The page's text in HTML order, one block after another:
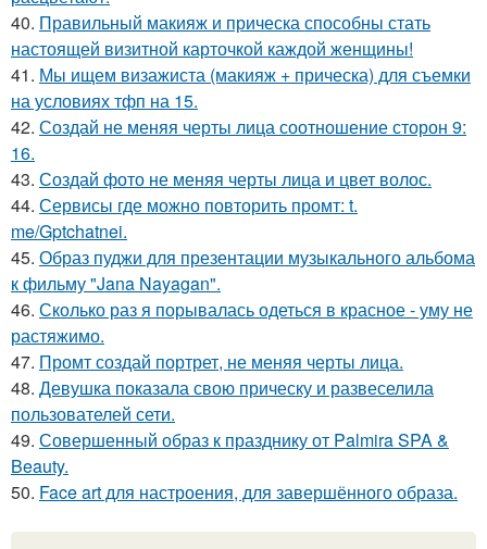
40. Правильный макияж и прическа способны стать
настоящей визитной карточкой каждой женщины!
41. Мы ищем визажиста (макияж + прическа) для съемки
на условиях тфп на 15.
42. Создай не меняя черты лица соотношение сторон 9:
16.
43. Создай фото не меняя черты лица и цвет волос.
44. Сервисы где можно повторить промт: t.
me/Gptchatnei.
45. Образ пуджи для презентации музыкального альбома
к фильму "Jana Nayagan".
46. Сколько раз я порывалась одеться в красное - уму не
растяжимо.
47. Промт создай портрет, не меняя черты лица.
48. Девушка показала свою прическу и развеселила
пользователей сети.
49. Совершенный образ к празднику от Palmira SPA &
Beauty.
50. Face art для настроения, для завершённого образа.